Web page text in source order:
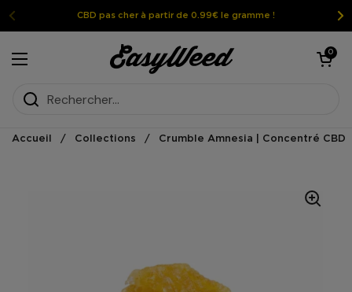
Passer au contenuCBD pas cher à partir de 0.99€ le gramme !
Ouvrir le menu
Ouvrir le
0
Accueil / Collections / Crumble Amnesia | Concentré CBD